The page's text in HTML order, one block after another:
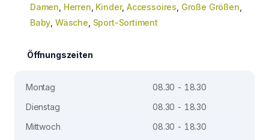
Damen Herren Kinder, Accessoires Große Größen
Baby Wäsche Sport-Sortiment
Öffnungszeiten
Montag
08.30 - 18.30
Dienstag
08.30 - 18.30
Mittwoch
08.30 - 18.30